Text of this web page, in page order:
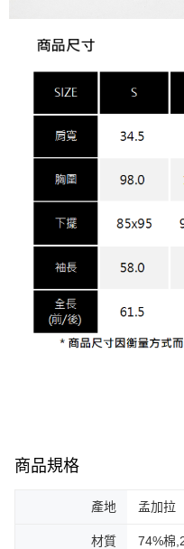
商品規格
產地 孟加拉
材質 74%棉